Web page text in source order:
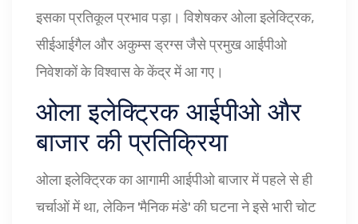
इसका प्रतिकूल प्रभाव पड़ा। विशेषकर ओला इलेक्ट्रिक,
सीईआईगैल और अकुम्स ड्रग्स जैसे प्रमुख आईपीओ
निवेशकों के विश्वास के केंद्र में आ गए।
ओला इलेक्ट्रिक आईपीओ और
बाजार की प्रतिक्रिया
ओला इलेक्ट्रिक का आगामी आईपीओ बाजार में पहले से ही
चर्चाओं में था, लेकिन 'मैनिक मंडे' की घटना ने इसे भारी चोट